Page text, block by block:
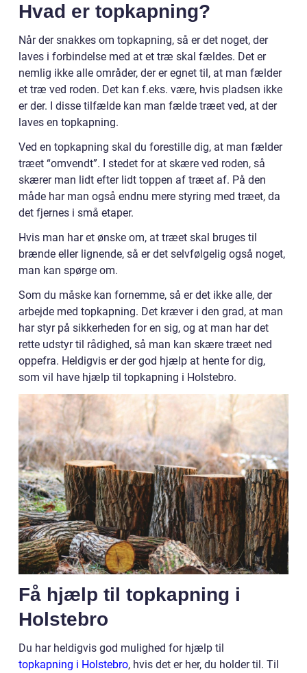
Hvad er topkapning?
Når der snakkes om topkapning, så er det noget, der
laves i forbindelse med at et træ skal fældes. Det er
nemlig ikke alle områder, der er egnet til, at man fælder
et træ ved roden. Det kan f.eks. være, hvis pladsen ikke
er der. I disse tilfælde kan man fælde træet ved, at der
laves en topkapning.
Ved en topkapning skal du forestille dig, at man fælder
træet “omvendt”. I stedet for at skære ved roden, så
skærer man lidt efter lidt toppen af træet af. På den
måde har man også endnu mere styring med træet, da
det fjernes i små etaper.
Hvis man har et ønske om, at træet skal bruges til
brænde eller lignende, så er det selvfølgelig også noget,
man kan spørge om.
Som du måske kan fornemme, så er det ikke alle, der
arbejde med topkapning. Det kræver i den grad, at man
har styr på sikkerheden for en sig, og at man har det
rette udstyr til rådighed, så man kan skære træet ned
oppefra. Heldigvis er der god hjælp at hente for dig,
som vil have hjælp til topkapning i Holstebro.
Få hjælp til topkapning i
Holstebro
Du har heldigvis god mulighed for hjælp til
topkapning i Holstebro, hvis det er her, du holder til. Til